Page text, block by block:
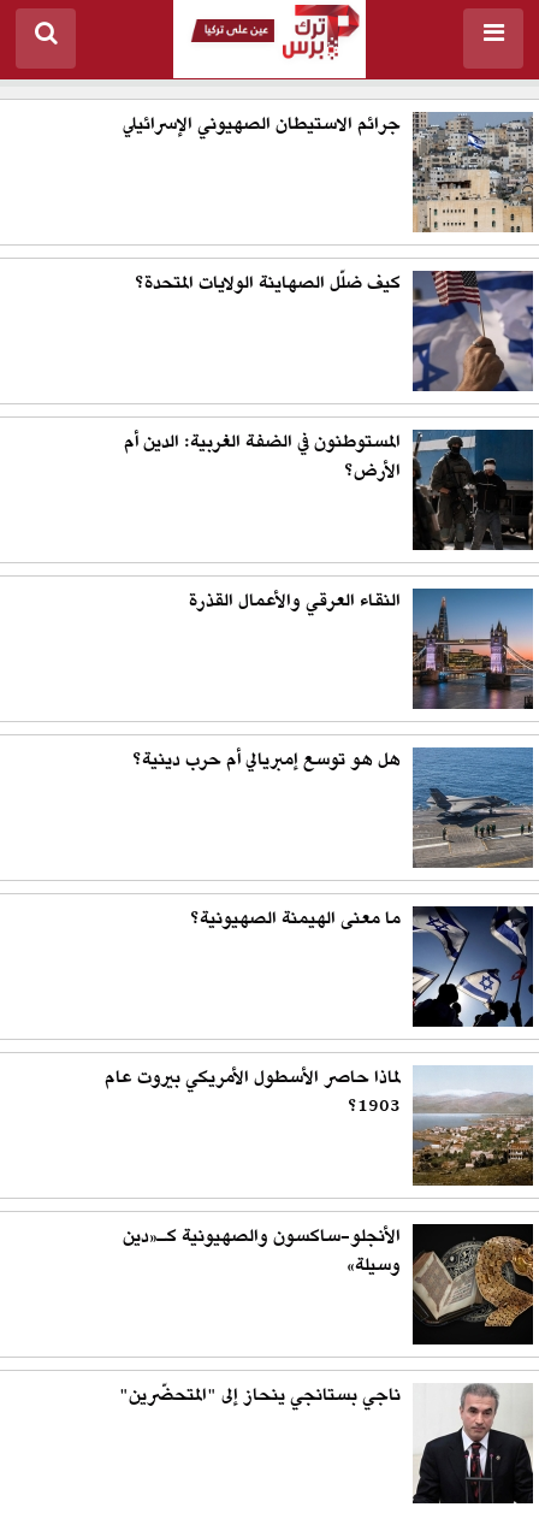
جرائم الاستيطان الصهيوني الإسرائيلي
كيف ضلّل الصهاينة الولايات المتحدة؟
المستوطنون في الضفة الغربية: الدين أم
الأرض؟
النقاء العرقي والأعمال القذرة
هل هو توسع إمبريالي أم حرب دينية؟
ما معنى الهيمنة الصهيونية؟
لماذا حاصر الأسطول الأمريكي بيروت عام
1903؟
الأنجلو-ساكسون والصهيونية كـ«دين
وسيلة»
ناجي بستانجي ينحاز إلى "المتحضّرين"